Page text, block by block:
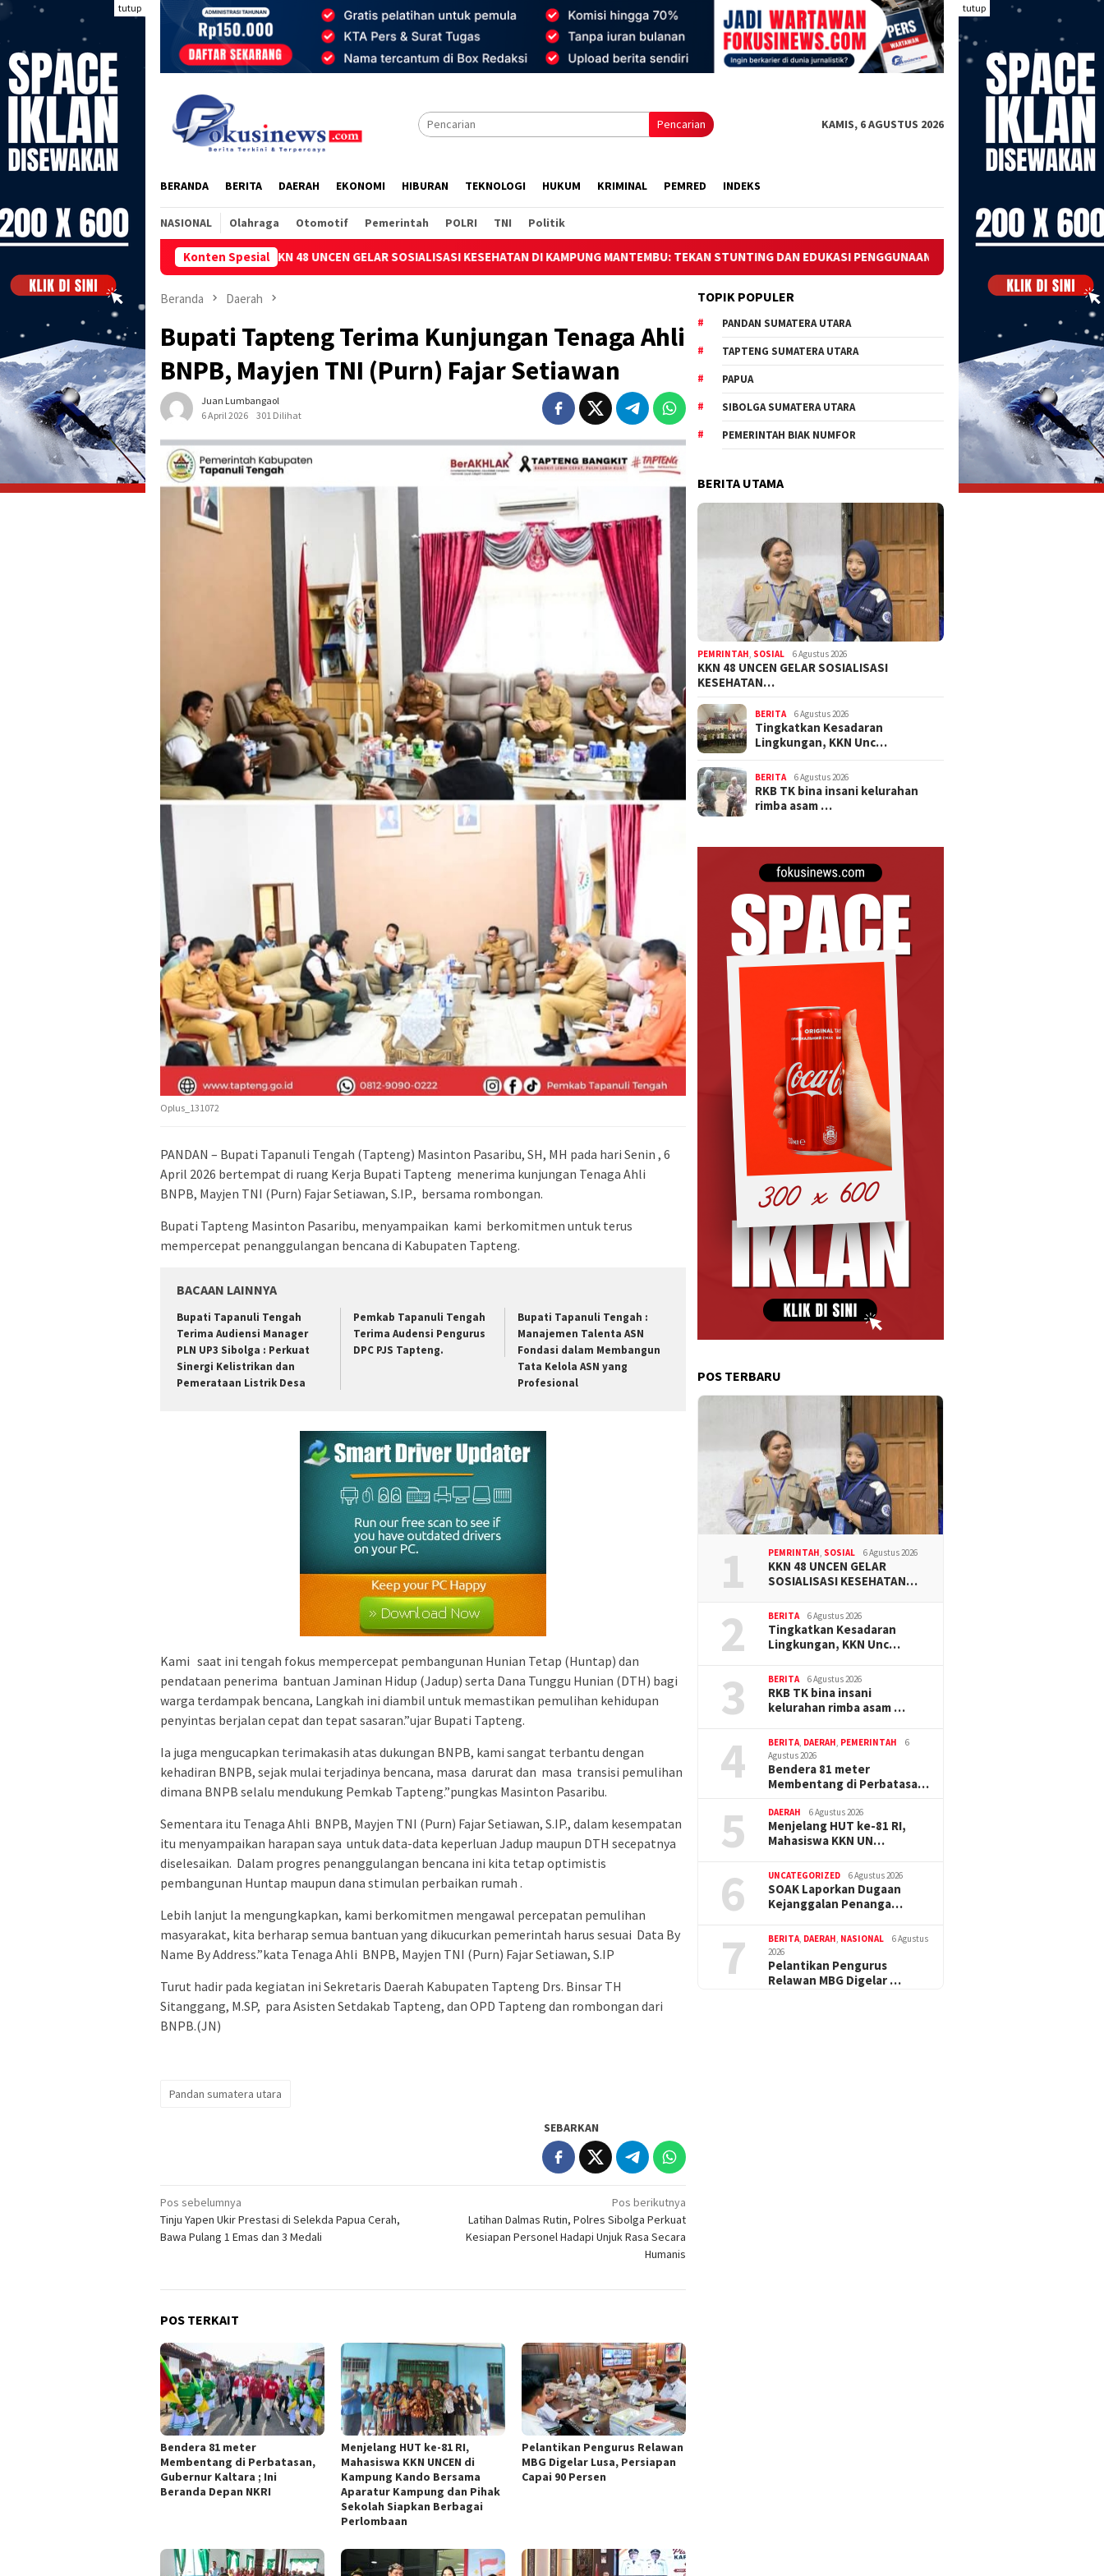
Loncat
konten
tutup tutup
Pencarian KAMIS, 6 AGUSTUS 2026
BERANDA BERITA DAERAH EKONOMI HIBURAN TEKNOLOGI HUKUM KRIMINAL PEMRED INDEKS
NASIONAL Olahraga Otomotif Pemerintah POLRI TNI Politik
Konten Spesial
KKN 48 UNCEN GELAR SOSIALISASI KESEHATAN DI KAMPUNG MANTEMBU: TEKAN STUNTING DAN EDUKASI PENGGUNAAN ANTIBIOTIK TEPAT GUNA
Beranda Daerah
Bupati Tapteng Terima Kunjungan Tenaga Ahli
BNPB, Mayjen TNI (Purn) Fajar Setiawan
Juan Lumbangaol
6 April 2026
301 Dilihat
Oplus_131072
PANDAN – Bupati Tapanuli Tengah (Tapteng) Masinton Pasaribu, SH, MH pada hari Senin , 6
April 2026 bertempat di ruang Kerja Bupati Tapteng menerima kunjungan Tenaga Ahli
BNPB, Mayjen TNI (Purn) Fajar Setiawan, S.IP., bersama rombongan.
Bupati Tapteng Masinton Pasaribu, menyampaikan kami berkomitmen untuk terus
mempercepat penanggulangan bencana di Kabupaten Tapteng.
BACAAN LAINNYA
Bupati Tapanuli Tengah
Terima Audiensi Manager
PLN UP3 Sibolga : Perkuat
Sinergi Kelistrikan dan
Pemerataan Listrik Desa
Pemkab Tapanuli Tengah
Terima Audensi Pengurus
DPC PJS Tapteng.
Bupati Tapanuli Tengah :
Manajemen Talenta ASN
Fondasi dalam Membangun
Tata Kelola ASN yang
Profesional
Kami saat ini tengah fokus mempercepat pembangunan Hunian Tetap (Huntap) dan
pendataan penerima bantuan Jaminan Hidup (Jadup) serta Dana Tunggu Hunian (DTH) bagi
warga terdampak bencana, Langkah ini diambil untuk memastikan pemulihan kehidupan
penyintas berjalan cepat dan tepat sasaran.”ujar Bupati Tapteng.
Ia juga mengucapkan terimakasih atas dukungan BNPB, kami sangat terbantu dengan
kehadiran BNPB, sejak mulai terjadinya bencana, masa darurat dan masa transisi pemulihan
dimana BNPB selalu mendukung Pemkab Tapteng.”pungkas Masinton Pasaribu.
Sementara itu Tenaga Ahli BNPB, Mayjen TNI (Purn) Fajar Setiawan, S.IP., dalam kesempatan
itu menyampaikan harapan saya untuk data-data keperluan Jadup maupun DTH secepatnya
diselesaikan. Dalam progres penanggulangan bencana ini kita tetap optimistis
pembangunan Huntap maupun dana stimulan perbaikan rumah .
Lebih lanjut Ia mengungkapkan, kami berkomitmen mengawal percepatan pemulihan
masyarakat, kita berharap semua bantuan yang dikucurkan pemerintah harus sesuai Data By
Name By Address.”kata Tenaga Ahli BNPB, Mayjen TNI (Purn) Fajar Setiawan, S.IP
Turut hadir pada kegiatan ini Sekretaris Daerah Kabupaten Tapteng Drs. Binsar TH
Sitanggang, M.SP, para Asisten Setdakab Tapteng, dan OPD Tapteng dan rombongan dari
BNPB.(JN)
Pandan sumatera utara
SEBARKAN
Navigasi
pos
Pos sebelumnya
Tinju Yapen Ukir Prestasi di Selekda Papua Cerah,
Bawa Pulang 1 Emas dan 3 Medali
Pos berikutnya
Latihan Dalmas Rutin, Polres Sibolga Perkuat
Kesiapan Personel Hadapi Unjuk Rasa Secara
Humanis
POS TERKAIT
Bendera 81 meter
Membentang di Perbatasan,
Gubernur Kaltara ; Ini
Beranda Depan NKRI
Menjelang HUT ke-81 RI,
Mahasiswa KKN UNCEN di
Kampung Kando Bersama
Aparatur Kampung dan Pihak
Sekolah Siapkan Berbagai
Perlombaan
Pelantikan Pengurus Relawan
MBG Digelar Lusa, Persiapan
Capai 90 Persen
TOPIK POPULER
PANDAN SUMATERA UTARA
TAPTENG SUMATERA UTARA
PAPUA
SIBOLGA SUMATERA UTARA
PEMERINTAH BIAK NUMFOR
BERITA UTAMA
PEMRINTAH, SOSIAL 6 Agustus 2026
KKN 48 UNCEN GELAR SOSIALISASI
KESEHATAN…
BERITA 6 Agustus 2026
Tingkatkan Kesadaran
Lingkungan, KKN Unc…
BERITA 6 Agustus 2026
RKB TK bina insani kelurahan
rimba asam …
POS TERBARU
1 PEMRINTAH, SOSIAL 6 Agustus 2026
KKN 48 UNCEN GELAR
SOSIALISASI KESEHATAN…
2 BERITA 6 Agustus 2026
Tingkatkan Kesadaran
Lingkungan, KKN Unc…
3 BERITA 6 Agustus 2026
RKB TK bina insani
kelurahan rimba asam …
4 BERITA, DAERAH, PEMERINTAH
6
Agustus 2026
Bendera 81 meter
Membentang di Perbatasa…
5 DAERAH 6 Agustus 2026
Menjelang HUT ke-81 RI,
Mahasiswa KKN UN…
6 UNCATEGORIZED 6 Agustus 2026
SOAK Laporkan Dugaan
Kejanggalan Penanga…
7 BERITA, DAERAH, NASIONAL
6 Agustus
2026
Pelantikan Pengurus
Relawan MBG Digelar …